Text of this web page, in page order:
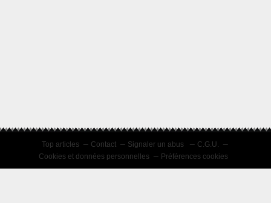
Top articles Contact Signaler un abus
C.G.U.
Cookies et données personnelles
Préférences cookies